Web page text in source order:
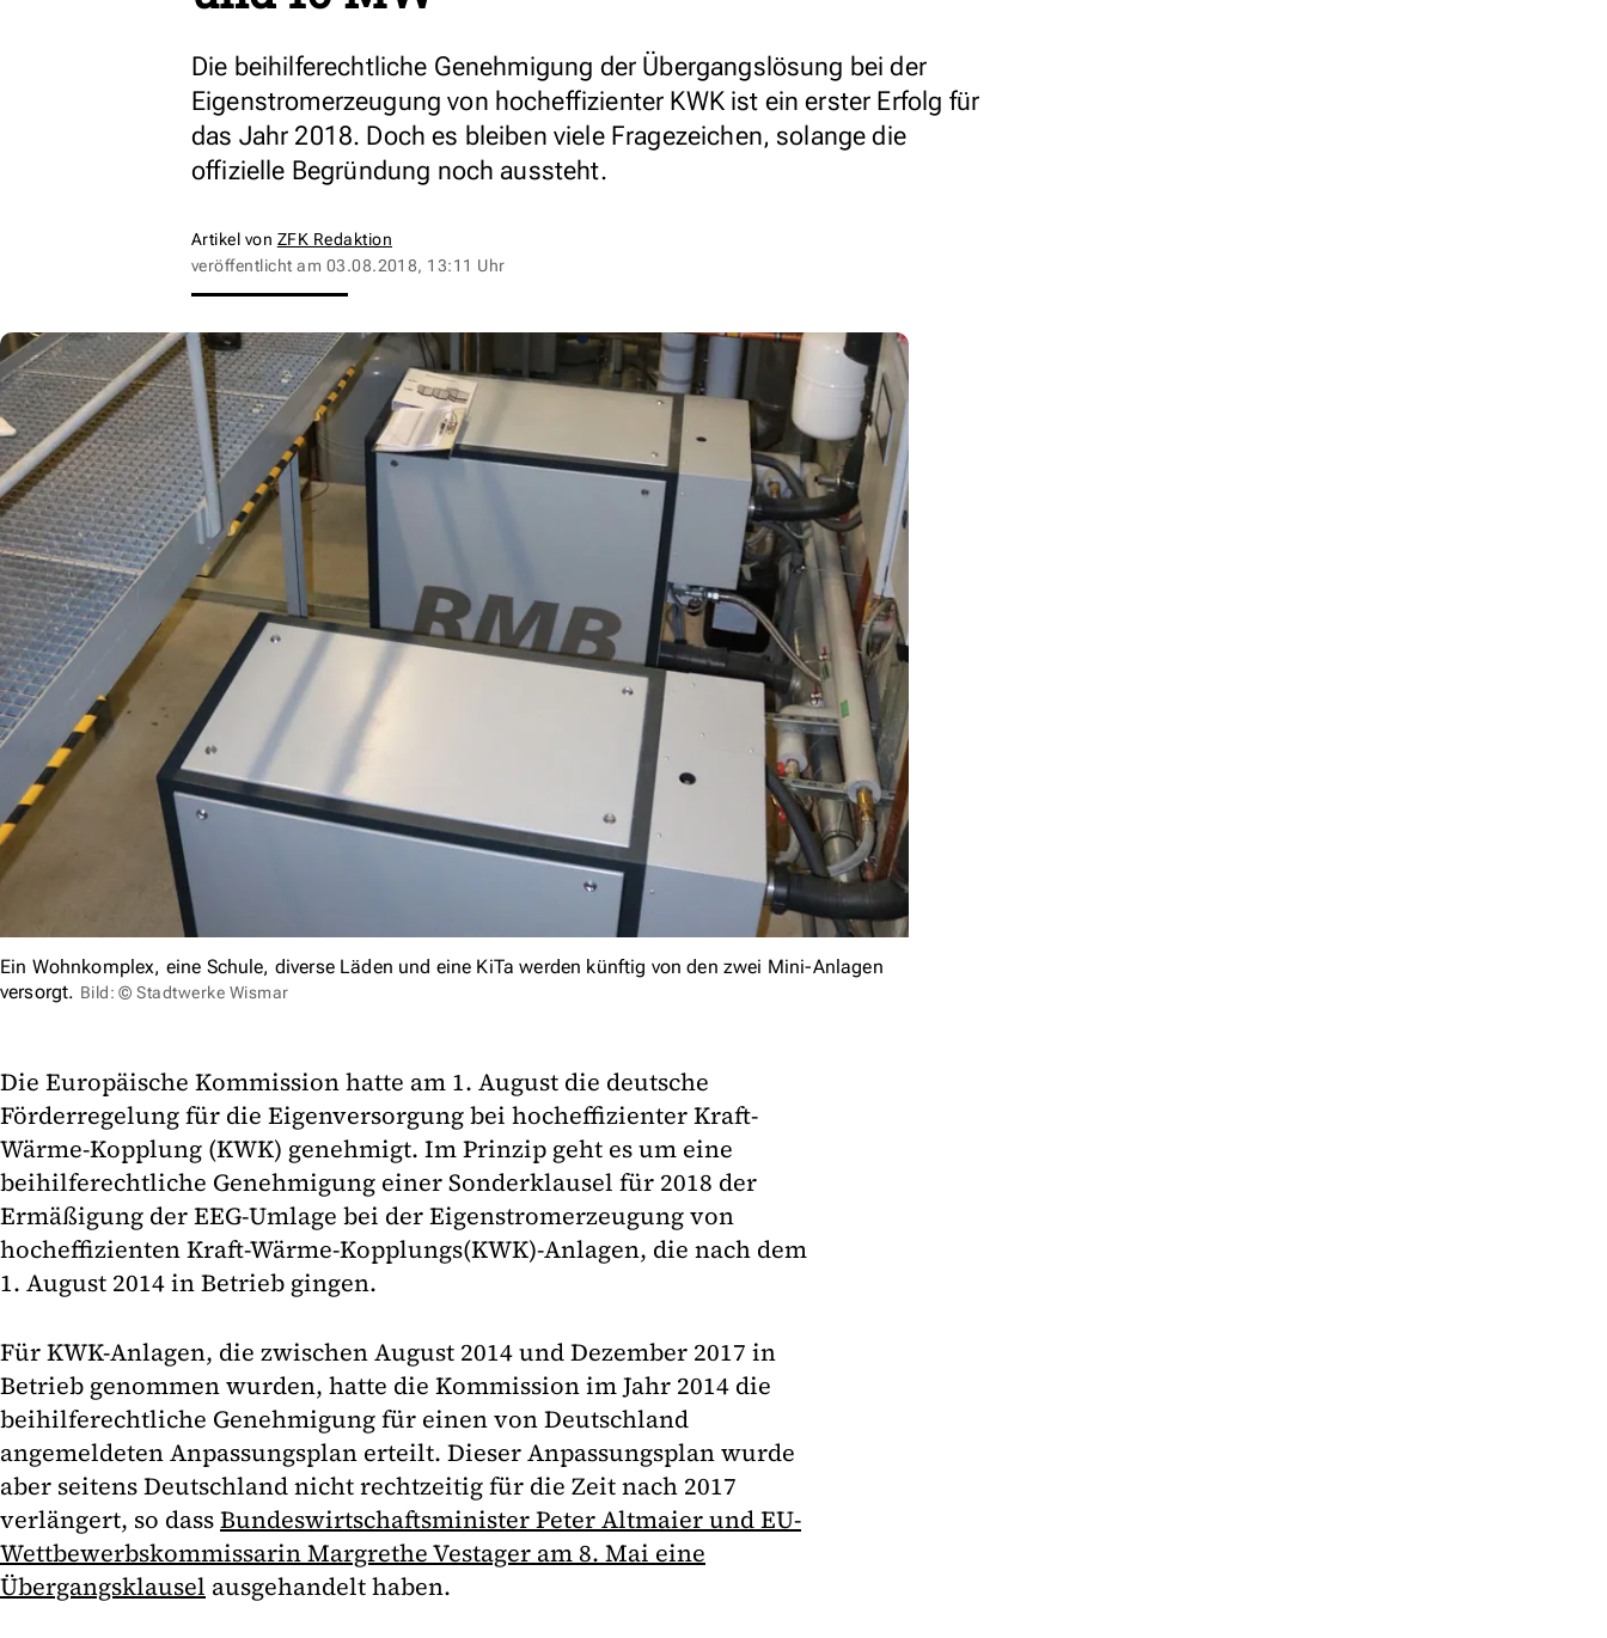
Die beihilferechtliche Genehmigung der Übergangslösung bei der
Eigenstromerzeugung von hocheffizienter KWK ist ein erster Erfolg für
das Jahr 2018. Doch es bleiben viele Fragezeichen, solange die
offizielle Begründung noch aussteht.
Artikel von ZFK Redaktion
veröffentlicht am 03.08.2018, 13:11 Uhr
Ein Wohnkomplex, eine Schule, diverse Läden und eine KiTa werden künftig von den zwei Mini-Anlagen
versorgt. Bild: © Stadtwerke Wismar
Die Europäische Kommission hatte am 1. August die deutsche
Förderregelung für die Eigenversorgung bei hocheffizienter Kraft-
Wärme-Kopplung (KWK) genehmigt. Im Prinzip geht es um eine
beihilferechtliche Genehmigung einer Sonderklausel für 2018 der
Ermäßigung der EEG-Umlage bei der Eigenstromerzeugung von
hocheffizienten Kraft-Wärme-Kopplungs(KWK)-Anlagen, die nach dem
1. August 2014 in Betrieb gingen.
Für KWK-Anlagen, die zwischen August 2014 und Dezember 2017 in
Betrieb genommen wurden, hatte die Kommission im Jahr 2014 die
beihilferechtliche Genehmigung für einen von Deutschland
angemeldeten Anpassungsplan erteilt. Dieser Anpassungsplan wurde
aber seitens Deutschland nicht rechtzeitig für die Zeit nach 2017
verlängert, so dassBundeswirtschaftsminister Peter Altmaier und EU-
Wettbewerbskommissarin Margrethe Vestager am 8. Mai eine
Übergangsklausel ausgehandelt haben.